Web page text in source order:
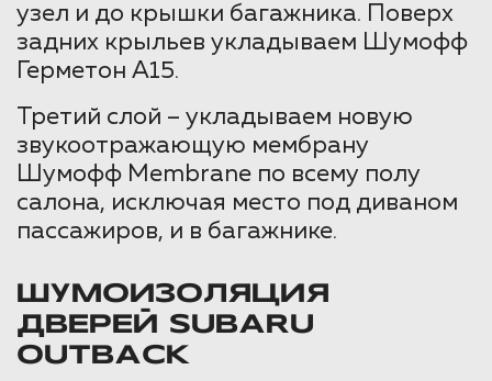
узел и до крышки багажника. Поверх
задних крыльев укладываем Шумофф
Герметон А15.
Третий слой – укладываем новую
звукоотражающую мембрану
Шумофф Membrane по всему полу
салона, исключая место под диваном
пассажиров, и в багажнике.
ШУМОИЗОЛЯЦИЯ
ДВЕРЕЙ SUBARU
OUTBACK